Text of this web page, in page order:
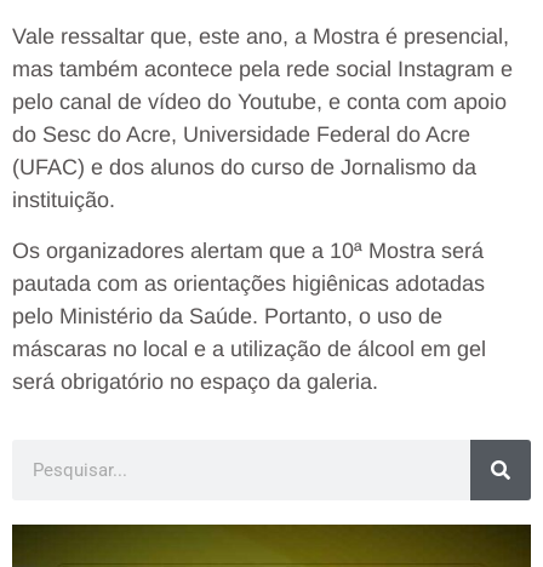
Vale ressaltar que, este ano, a Mostra é presencial,
mas também acontece pela rede social Instagram e
pelo canal de vídeo do Youtube, e conta com apoio
do Sesc do Acre, Universidade Federal do Acre
(UFAC) e dos alunos do curso de Jornalismo da
instituição.
Os organizadores alertam que a 10ª Mostra será
pautada com as orientações higiênicas adotadas
pelo Ministério da Saúde. Portanto, o uso de
máscaras no local e a utilização de álcool em gel
será obrigatório no espaço da galeria.